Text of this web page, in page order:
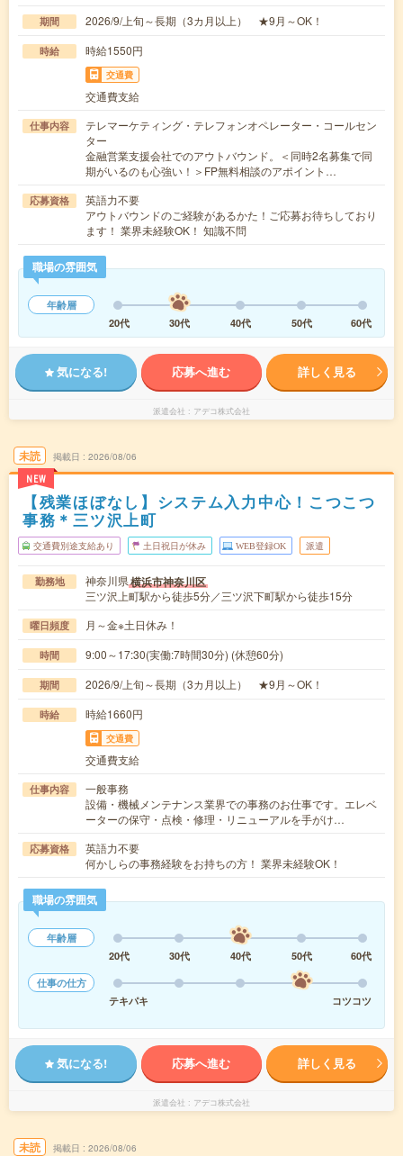
期間 2026/9/上旬～長期（3カ月以上） ★9月～OK！
時給 時給1550円
交通費
交通費支給
仕事内容
テレマーケティング・テレフォンオペレーター・コールセン
ター
金融営業支援会社でのアウトバウンド。＜同時2名募集で同
期がいるのも心強い！＞FP無料相談のアポイント…
応募資格
英語力不要
アウトバウンドのご経験があるかた！ご応募お待ちしており
ます！ 業界未経験OK！ 知識不問
職場の雰囲気
年齢層
20代
30代 40代 50代 60代
気になる! 応募へ進む 詳しく見る
派遣会社 アデコ株式会社
未読
NEW
掲載日 2026/08/06
【残業ほぼなし】システム入力中心！こつこつ
事務＊三ツ沢上町
交通費別途支給あり 土日祝日が休み WEB登録OK 派遣
勤務地 神奈川県横浜市神奈川区
三ツ沢上町駅から徒歩5分／三ツ沢下町駅から徒歩15分
曜日頻度 月～金※土日休み！
時間 9:00～17:30(実働:7時間30分) (休憩60分)
期間 2026/9/上旬～長期（3カ月以上） ★9月～OK！
時給 時給1660円
交通費
交通費支給
仕事内容
一般事務
設備・機械メンテナンス業界での事務のお仕事です。エレベ
ーターの保守・点検・修理・リニューアルを手がけ…
応募資格
英語力不要
何かしらの事務経験をお持ちの方！ 業界未経験OK！
職場の雰囲気
年齢層
20代
30代 40代 50代
60代
仕事の仕方
テキパキ
コツコツ
気になる! 応募へ進む 詳しく見る
派遣会社 アデコ株式会社
未読 掲載日 2026/08/06